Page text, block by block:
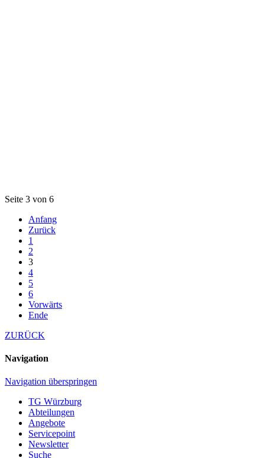
Seite 3 von 6
Anfang
Zurück
1
2
3
4
5
6
Vorwärts
Ende
ZURÜCK
Navigation
Navigation überspringen
TG Würzburg
Abteilungen
Angebote
Servicepoint
Newsletter
Suche